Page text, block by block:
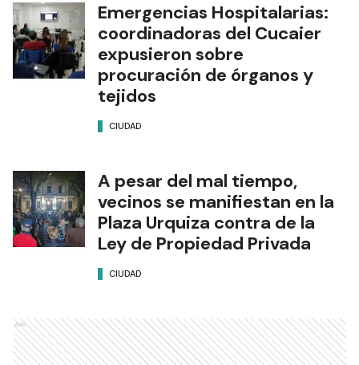
Emergencias Hospitalarias:
coordinadoras del Cucaier
expusieron sobre
procuración de órganos y
tejidos
CIUDAD
A pesar del mal tiempo,
vecinos se manifiestan en la
Plaza Urquiza contra de la
Ley de Propiedad Privada
CIUDAD
Ads